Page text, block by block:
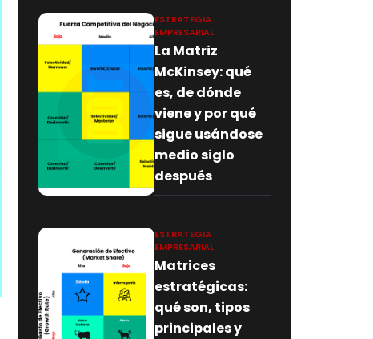
ESTRATEGIA
EMPRESARIAL
La Matriz
McKinsey: qué
es, de dónde
viene y por qué
sigue usándose
medio siglo
después
ESTRATEGIA
EMPRESARIAL
Matrices
estratégicas:
qué son, tipos
principales y